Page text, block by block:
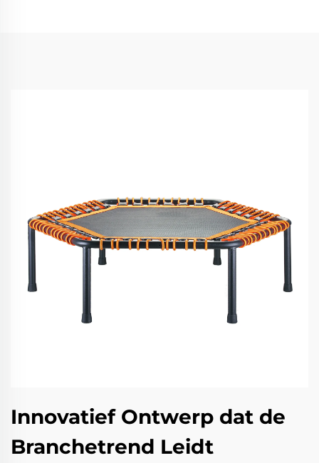
Innovatief Ontwerp dat de
Branchetrend Leidt